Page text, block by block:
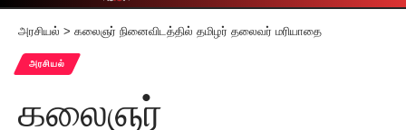
அரசியல் > கலைஞர் நினைவிடத்தில் தமிழர் தலைவர் மரியாதை
அரசியல்
கலைஞர்